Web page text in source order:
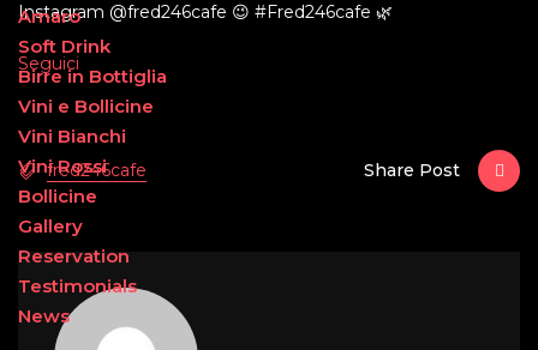
Amaro
Soft Drink
Birre in Bottiglia
Vini e Bollicine
Vini Bianchi
Vini Rossi
Bollicine
Gallery
Reservation
Testimonials
News
Instagram @fred246cafe 😉 #Fred246cafe 🌿
Seguici
fred246cafe Share Post